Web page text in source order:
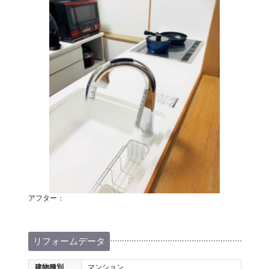
アフター：
リフォームデータ
建物種別 マンション